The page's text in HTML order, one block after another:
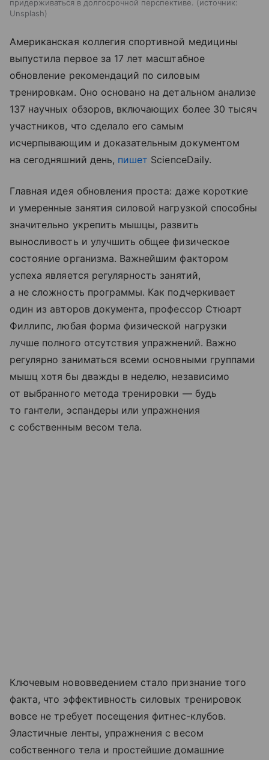
придерживаться в долгосрочной перспективе.
источник:
Unsplash
Американская коллегия спортивной медицины
выпустила первое за 17 лет масштабное
обновление рекомендаций по силовым
тренировкам. Оно основано на детальном анализе
137 научных обзоров, включающих более 30 тысяч
участников, что сделало его самым
исчерпывающим и доказательным документом
на сегодняшний день, пишет ScienceDaily.
Главная идея обновления проста: даже короткие
и умеренные занятия силовой нагрузкой способны
значительно укрепить мышцы, развить
выносливость и улучшить общее физическое
состояние организма. Важнейшим фактором
успеха является регулярность занятий,
а не сложность программы. Как подчеркивает
один из авторов документа, профессор Стюарт
Филлипс, любая форма физической нагрузки
лучше полного отсутствия упражнений. Важно
регулярно заниматься всеми основными группами
мышц хотя бы дважды в неделю, независимо
от выбранного метода тренировки — будь
то гантели, эспандеры или упражнения
с собственным весом тела.
Ключевым нововведением стало признание того
факта, что эффективность силовых тренировок
вовсе не требует посещения фитнес-клубов.
Эластичные ленты, упражнения с весом
собственного тела и простейшие домашние